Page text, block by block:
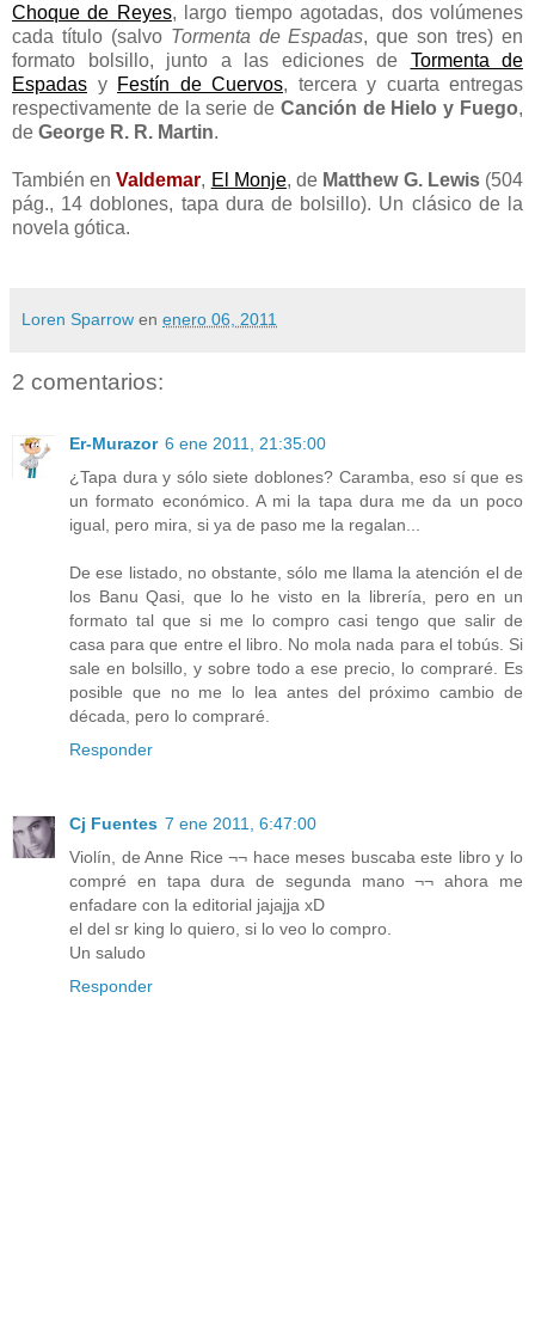
Choque de Reyes, largo tiempo agotadas, dos volúmenes
cada título (salvo Tormenta de Espadas, que son tres) en
formato bolsillo, junto a las ediciones de Tormenta de
Espadas y Festín de Cuervos, tercera y cuarta entregas
respectivamente de la serie de Canción de Hielo y Fuego,
de George R. R. Martin.
También enValdemar, El Monje, de Matthew G. Lewis(504
pág., 14 doblones, tapa dura de bolsillo). Un clásico de la
novela gótica.
Loren Sparrow en enero 06, 2011
2 comentarios:
Er-Murazor 6 ene 2011, 21:35:00
¿Tapa dura y sólo siete doblones? Caramba, eso sí que es
un formato económico. A mi la tapa dura me da un poco
igual, pero mira, si ya de paso me la regalan...
De ese listado, no obstante, sólo me llama la atención el de
los Banu Qasi, que lo he visto en la librería, pero en un
formato tal que si me lo compro casi tengo que salir de
casa para que entre el libro. No mola nada para el tobús. Si
sale en bolsillo, y sobre todo a ese precio, lo compraré. Es
posible que no me lo lea antes del próximo cambio de
década, pero lo compraré.
Responder
Cj Fuentes 7 ene 2011, 6:47:00
Violín, de Anne Rice ¬¬ hace meses buscaba este libro y lo
compré en tapa dura de segunda mano ¬¬ ahora me
enfadare con la editorial jajajja xD
el del sr king lo quiero, si lo veo lo compro.
Un saludo
Responder